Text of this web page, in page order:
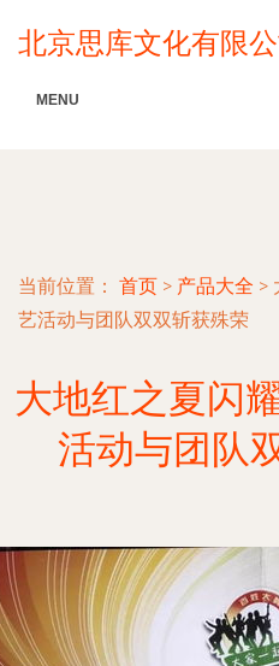
北京思库文化有限公
MENU
当前位置： 首页 > 产品大全 >
艺活动与团队双双斩获殊荣
大地红之夏闪
活动与团队